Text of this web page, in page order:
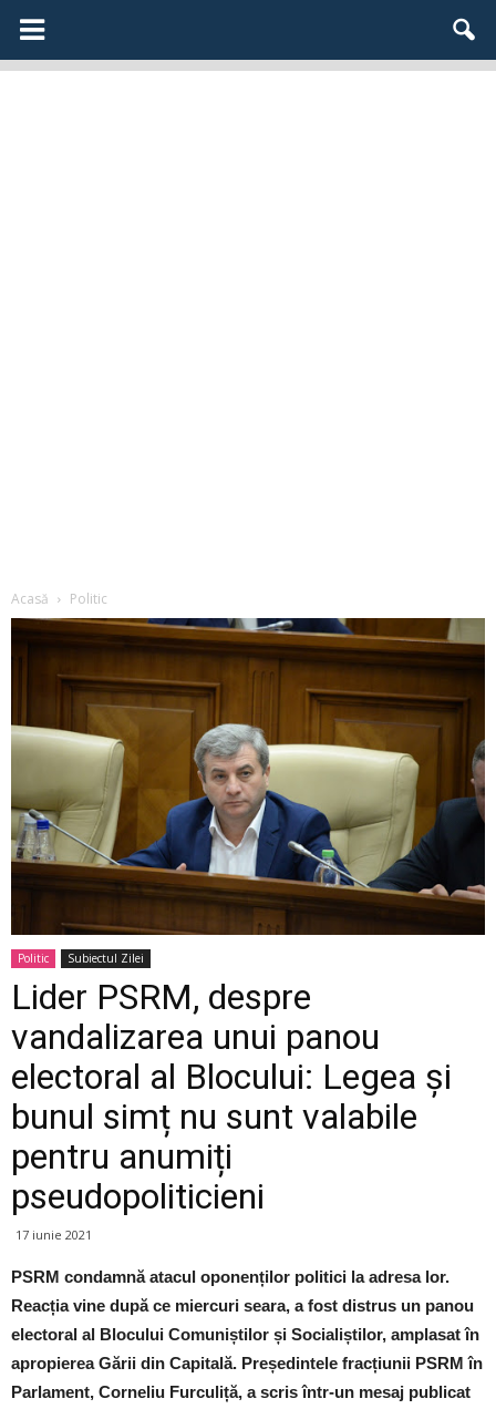
Acasă Politic
Politic Subiectul Zilei
Lider PSRM, despre
vandalizarea unui panou
electoral al Blocului: Legea și
bunul simț nu sunt valabile
pentru anumiți
pseudopoliticieni
17 iunie 2021
PSRM condamnă atacul oponenților politici la adresa lor.
Reacția vine după ce miercuri seara, a fost distrus un panou
electoral al Blocului Comuniștilor și Socialiștilor, amplasat în
apropierea Gării din Capitală. Președintele fracțiunii PSRM în
Parlament, Corneliu Furculiță, a scris într-un mesaj publicat